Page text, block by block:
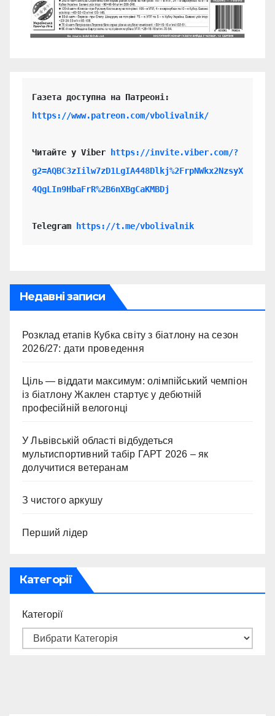
https://www.patreon.com/vbolivalnik/
Читайте у Viber
https://invite.viber.com/?
g2=AQBC3zIilw7zD1LgIA448Dlkj%2FrpNWkx2NzsyX
4QgLIn9HbaFrR%2B6nXBgCaKMBDj
Telegram https://t.me/vbolivalnik
Недавні записи
Розклад етапів Кубка світу з біатлону на сезон
2026/27: дати проведення
Ціль — віддати максимум: олімпійський чемпіон
із біатлону Жаклен стартує у дебютній
професійній велогонці
У Львівській області відбудеться
мультиспортивний табір ГАРТ 2026 – як
долучитися ветеранам
З чистого аркушу
Перший лідер
Категорії
Категорії